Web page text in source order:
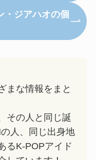
・ジアハオの個
まな情報をまと
その人と同じ誕
人、同じ出身地
るK-POPアイド